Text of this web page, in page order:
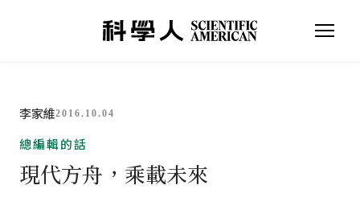
李家維2016.10.04
總編輯的話
現代方舟，乘載未來